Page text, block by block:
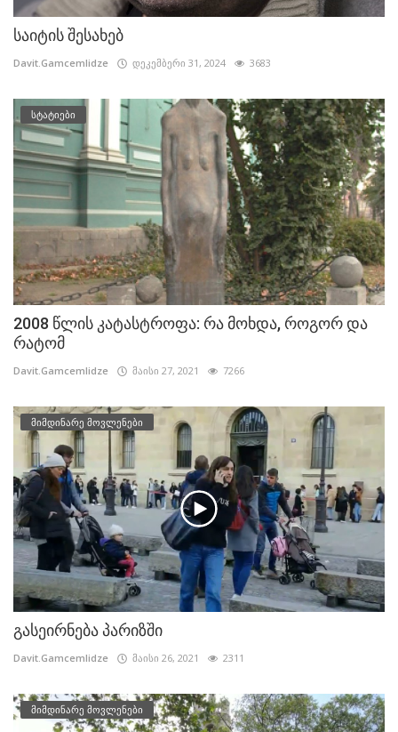
საიტის შესახებ
Davit.Gamcemlidze დეკემბერი 31, 2024 3683
სტატიები
2008 წლის კატასტროფა: რა მოხდა, როგორ და
რატომ
Davit.Gamcemlidze მაისი 27, 2021 7266
მიმდინარე მოვლენები
გასეირნება პარიზში
Davit.Gamcemlidze მაისი 26, 2021 2311
მიმდინარე მოვლენები